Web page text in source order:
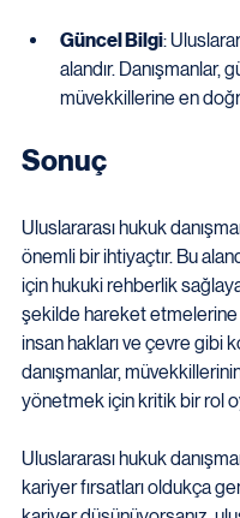
Güncel Bilgi:
alandır.
müvekkillerine en
Sonuç
Uluslararası hukuk
önemli bir ihtiyaçtır. Bu
için hukuki rehberlik
şekilde hareket etmelerine
insan hakları ve çevre gibi
danışmanlar,
yönetmek için kritik bir rol
Uluslararası hukuk
kariyer fırsatları oldukça